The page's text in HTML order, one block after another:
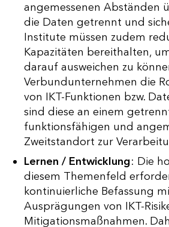
angemessenen Abständen
die Daten getrennt und
Institute müssen zudem
Kapazitäten bereithalten,
darauf ausweichen zu
Verbundunternehmen die
von IKT-Funktionen bzw.
sind diese an einem
funktionsfähigen und
Zweitstandort zur
Lernen / Entwicklung: Die
diesem Themenfeld
kontinuierliche Befassung
Ausprägungen von IKT-
Mitigationsmaßnahmen.